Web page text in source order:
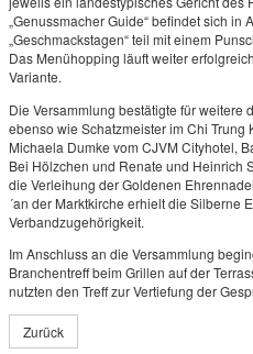
„Genussmacher Guide“ befindet sich in
„Geschmackstagen“ teil mit einem
Das Menühopping läuft weiter
Variante.
Die Versammlung bestätigte für weitere
ebenso wie Schatzmeister im Chi
Michaela Dumke vom CJVM Cityhotel,
Bei Hölzchen und Renate und Heinrich
die Verleihung der Goldenen
´an der Marktkirche erhielt die Silberne
Verbandzugehörigkeit.
Im Anschluss an die Versammlung
Branchentreff beim Grillen auf der
nutzten den Treff zur Vertiefung der
Zurück